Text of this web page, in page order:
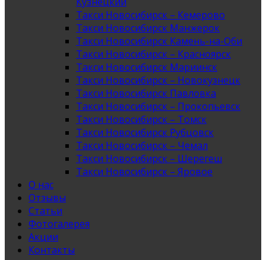
Такси Новосибирск – Кемерово
Такси Новосибирск Манжерок
Такси Новосибирск Камень-на-Оби
Такси Новосибирск – Красноярск
Такси Новосибирск Мариинск
Такси Новосибирск – Новокузнецк
Такси Новосибирск Павловка
Такси Новосибирск – Прокопьевск
Такси Новосибирск – Томск
Такси Новосибирск Рубцовск
Такси Новосибирск – Чемал
Такси Новосибирск – Шерегеш
Такси Новосибирск – Яровое
О нас
Отзывы
Статьи
Фотогалерея
Акции
Контакты